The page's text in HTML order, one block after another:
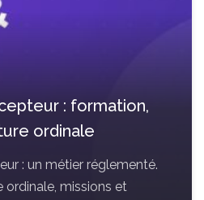
: formation,
ordinale
: un métier réglementé.
ordinale, missions et